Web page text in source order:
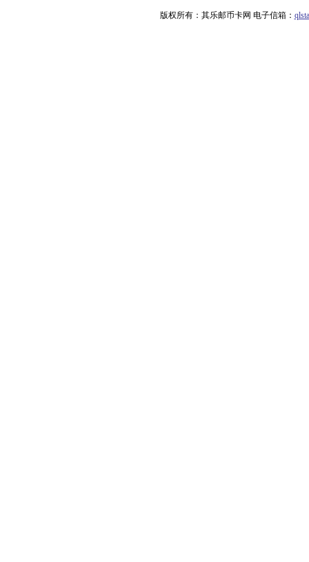
版权所有：其乐邮币卡网 电子信箱：